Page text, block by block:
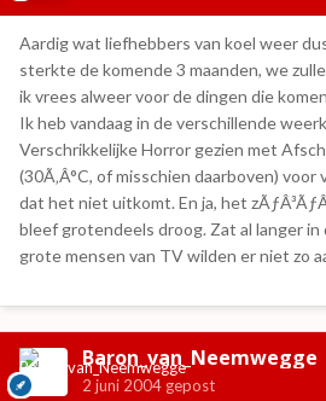
Aardig wat liefhebbers van koel weer
sterkte de komende 3 maanden, we
ik vrees alweer voor de dingen die
Ik heb vandaag in de verschillende
Verschrikkelijke Horror gezien met
(30Ã‚Â°C, of misschien daarboven)
dat het niet uitkomt. En ja, het
bleef grotendeels droog. Zat al langer in
grote mensen van TV wilden er niet zo
Baron_van_Neemwegge
2 juni 2004 gepost